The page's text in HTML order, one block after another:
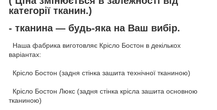
категорії тканин.)
- тканина — будь-яка на Ваш вибір.
Наша фабрика виготовляє Крісло Бостон в декількох
варіантах:
Крісло Бостон (задня стінка зашита технічної тканиною)
Крісло Бостон Люкс (задня стінка крісла зашита основною
тканиною)